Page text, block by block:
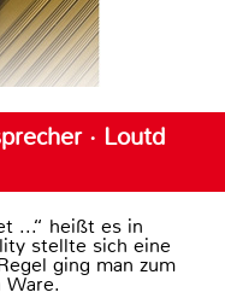
· Loutd
...“ heißt es in
stellte sich eine
ging man zum
Ware.